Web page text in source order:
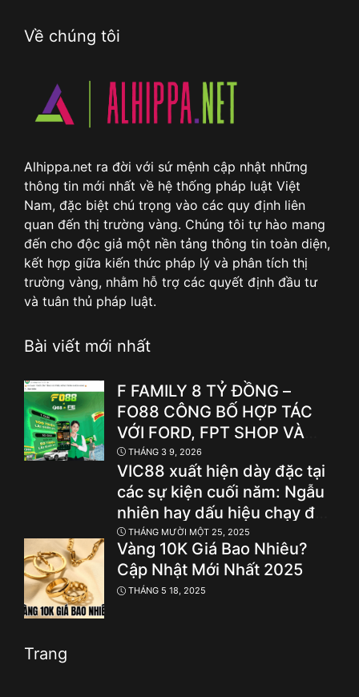
Về chúng tôi
Alhippa.net ra đời với sứ mệnh cập nhật những
thông tin mới nhất về hệ thống pháp luật Việt
Nam, đặc biệt chú trọng vào các quy định liên
quan đến thị trường vàng. Chúng tôi tự hào mang
đến cho độc giả một nền tảng thông tin toàn diện,
kết hợp giữa kiến thức pháp lý và phân tích thị
trường vàng, nhằm hỗ trợ các quyết định đầu tư
và tuân thủ pháp luật.
Bài viết mới nhất
F FAMILY 8 TỶ ĐỒNG –
FO88 CÔNG BỐ HỢP TÁC
VỚI FORD, FPT SHOP VÀ
LOẠT THƯƠNG HIỆU F
HÀNG ĐẦU
THÁNG 3 9, 2026
VIC88 xuất hiện dày đặc tại
các sự kiện cuối năm: Ngẫu
nhiên hay dấu hiệu chạy đua
thí điểm cá cược hợp pháp?
THÁNG MƯỜI MỘT 25, 2025
Vàng 10K Giá Bao Nhiêu?
Cập Nhật Mới Nhất 2025
THÁNG 5 18, 2025
Trang